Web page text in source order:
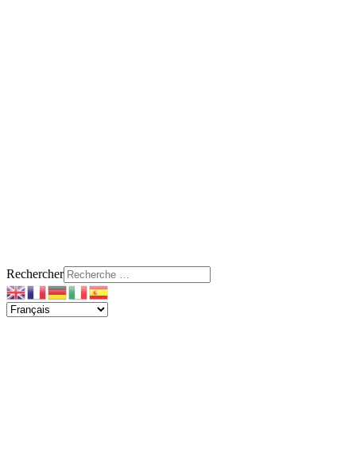
Rechercher